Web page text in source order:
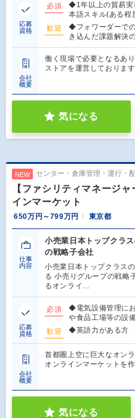
応募
資格
必須
◆1年以上の貿易実
本語スキル(ある
歓迎
◆フォワーダーで
き込んだ課題解
会社
概要
働く現場で必要となるあ
ストアを運営しておりま
気になる
NEW センター・倉庫管理・運行・
【ファシリティマネージ
インマーケット
650万円～799万円 東京都
仕事
内容
小売業日本トップクラ
の戦略子会社
小売業日本トップクラス
る 小売りグループの戦略
るオンライ…
応募
資格
必須
◆電気設備管理に
や食品工場等の設
歓迎
◆英語力がある方
会社
概要
首都圏上空に巨大なオン
オンラインマーケットを
気になる